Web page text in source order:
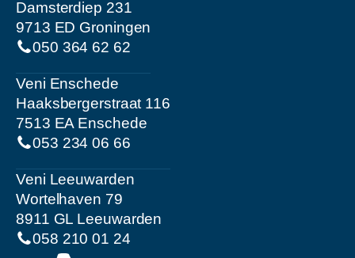
Damsterdiep 231
9713 ED Groningen
050 364 62 62
Veni Enschede
Haaksbergerstraat 116
7513 EA Enschede
053 234 06 66
Veni Leeuwarden
Wortelhaven 79
8911 GL Leeuwarden
058 210 01 24